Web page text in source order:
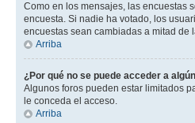
Como en los mensajes, las encuestas
encuesta. Si nadie ha votado, los
encuestas sean cambiadas a mitad de
Arriba
¿Por qué no se puede acceder a
Algunos foros pueden estar limitados
le conceda el acceso.
Arriba